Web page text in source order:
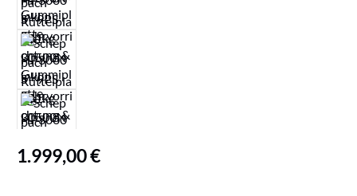
Regulärer Preis:
1.999,00 €